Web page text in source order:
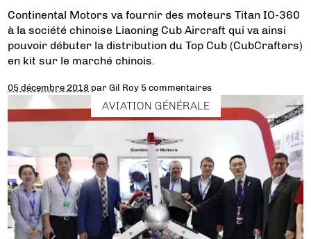
Continental Motors va fournir des moteurs Titan IO-360
à la société chinoise Liaoning Cub Aircraft qui va ainsi
pouvoir débuter la distribution du Top Cub (CubCrafters)
en kit sur le marché chinois.
05 décembre 2018 parGil Roy 5 commentaires
AVIATION GÉNÉRALE